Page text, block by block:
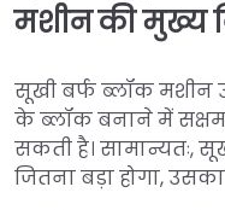
मशीन की मुख्य
सूखी बर्फ ब्लॉक मशीन
के ब्लॉक बनाने में सक्षम
सकती है। सामान्यतः,
जितना बड़ा होगा,